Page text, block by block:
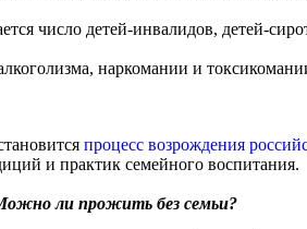
число детей-инвалидов, детей-
наркомании и
процесс возрождения
и практик семейного воспитания.
ли прожить без семьи?